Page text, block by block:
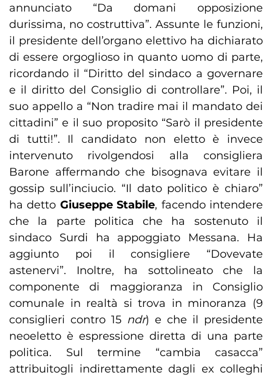
annunciato “Da domani opposizione
durissima, no costruttiva”. Assunte le funzioni,
il presidente dell’organo elettivo ha dichiarato
di essere orgoglioso in quanto uomo di parte,
ricordando il “Diritto del sindaco a governare
e il diritto del Consiglio di controllare”. Poi, il
suo appello a “Non tradire mai il mandato dei
cittadini” e il suo proposito “Sarò il presidente
di tutti!”. Il candidato non eletto è invece
intervenuto rivolgendosi alla consigliera
Barone affermando che bisognava evitare il
gossip sull’inciucio. “Il dato politico è chiaro”
ha detto Giuseppe Stabile, facendo intendere
che la parte politica che ha sostenuto il
sindaco Surdi ha appoggiato Messana. Ha
aggiunto poi il consigliere “Dovevate
astenervi”. Inoltre, ha sottolineato che la
componente di maggioranza in Consiglio
comunale in realtà si trova in minoranza (9
consiglieri contro 15 ndr) e che il presidente
neoeletto è espressione diretta di una parte
politica. Sul termine “cambia casacca”
attribuitogli indirettamente dagli ex colleghi